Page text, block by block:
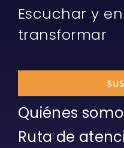
Escuchar y
transformar
Quiénes
Ruta de